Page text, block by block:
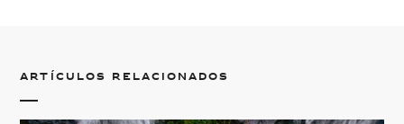
Artículos relacionados